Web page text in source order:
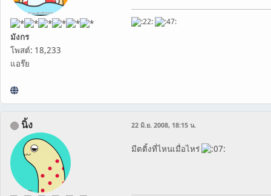
มังกร
โพสต์: 18,233
แอร๊ย
นิ้ง 22 มิ.ย. 2008, 18:15 น.
มีตติ้งที่ไหนเมื่อไหร่